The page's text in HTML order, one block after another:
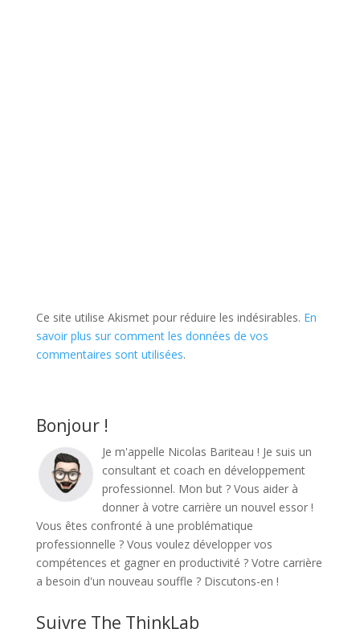
Ce site utilise Akismet pour réduire les indésirables. En
savoir plus sur comment les données de vos
commentaires sont utilisées.
Bonjour !
Je m'appelle Nicolas Bariteau ! Je suis un
consultant et coach en développement
professionnel. Mon but ? Vous aider à
donner à votre carrière un nouvel essor !
Vous êtes confronté à une problématique
professionnelle ? Vous voulez développer vos
compétences et gagner en productivité ? Votre carrière
a besoin d'un nouveau souffle ? Discutons-en !
Suivre The ThinkLab